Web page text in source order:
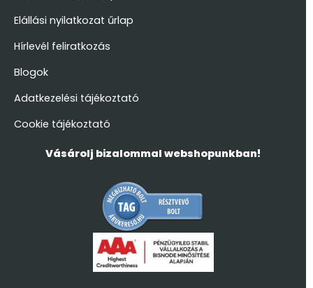
Elállási nyilatkozat űrlap
Hírlevél feliratkozás
Blogok
Adatkezelési tájékoztató
Cookie tájékoztató
Vásárolj bizalommal webshopunkban!